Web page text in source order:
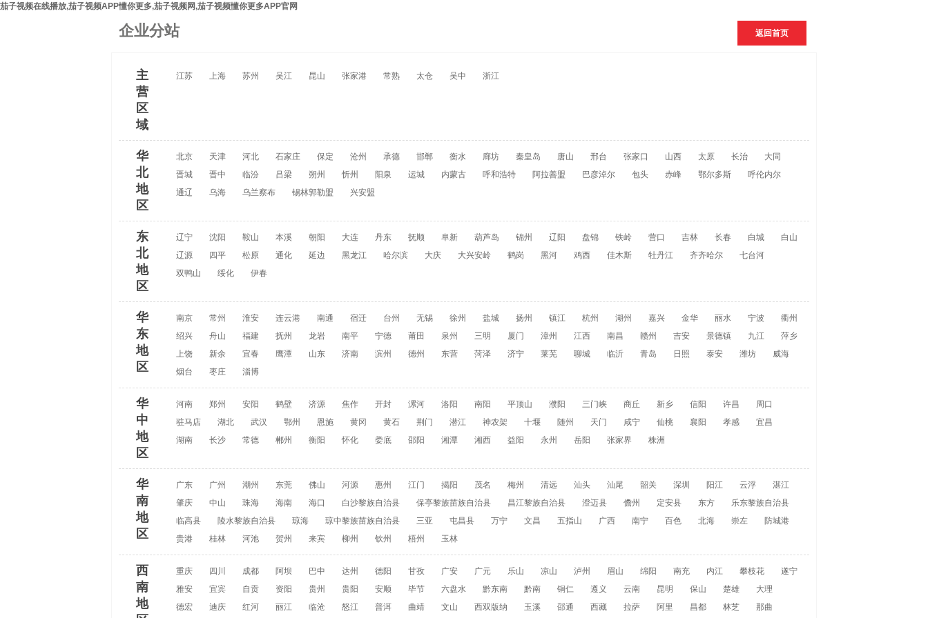
茄子视频在线播放,茄子视频APP懂你更多,茄子视频网,茄子视频懂你更多APP官网
企业分站 返回首页
主
营
区
域
江苏 上海 苏州 吴江 昆山 张家港 常熟 太仓 吴中 浙江
华
北
地
区
北京 天津 河北 石家庄 保定 沧州 承德 邯郸 衡水 廊坊 秦皇岛 唐山 邢台 张家口 山西 太原 长治
大同
晋城
晋中 临汾 吕梁 朔州 忻州 阳泉 运城 内蒙古 呼和浩特 阿拉善盟 巴彦淖尔 包头 赤峰 鄂尔多斯
呼伦内尔
通辽
乌海 乌兰察布 锡林郭勒盟 兴安盟
东
北
地
区
辽宁 沈阳 鞍山 本溪 朝阳 大连 丹东 抚顺 阜新 葫芦岛 锦州 辽阳 盘锦 铁岭 营口 吉林 长春 白城
白山
辽源
四平 松原 通化 延边 黑龙江 哈尔滨 大庆 大兴安岭 鹤岗 黑河 鸡西 佳木斯 牡丹江 齐齐哈尔
七台河
双鸭山
绥化 伊春
华
东
地
区
南京 常州 淮安 连云港 南通 宿迁 台州 无锡 徐州 盐城 扬州 镇江 杭州 湖州 嘉兴 金华 丽水 宁波
衢州
绍兴
舟山 福建 抚州 龙岩 南平 宁德 莆田 泉州 三明 厦门 漳州 江西 南昌 赣州 吉安 景德镇 九江
萍乡
上饶
新余 宜春 鹰潭 山东 济南 滨州 德州 东营 菏泽 济宁 莱芜 聊城 临沂 青岛 日照 泰安 潍坊
威海
烟台
枣庄 淄博
华
中
地
区
河南 郑州 安阳 鹤壁 济源 焦作 开封 漯河 洛阳 南阳 平顶山 濮阳 三门峡 商丘 新乡 信阳 许昌
周口
驻马店
湖北 武汉 鄂州 恩施 黄冈 黄石 荆门 潜江 神农架 十堰 随州 天门 咸宁 仙桃 襄阳 孝感
宜昌
湖南
长沙 常德 郴州 衡阳 怀化 娄底 邵阳 湘潭 湘西 益阳 永州 岳阳 张家界 株洲
华
南
地
区
广东 广州 潮州 东莞 佛山 河源 惠州 江门 揭阳 茂名 梅州 清远 汕头 汕尾 韶关 深圳 阳江 云浮
湛江
肇庆
中山 珠海 海南 海口 白沙黎族自治县 保亭黎族苗族自治县 昌江黎族自治县 澄迈县 儋州 定安县 东方
乐东黎族自治县
临高县
陵水黎族自治县 琼海 琼中黎族苗族自治县 三亚 屯昌县 万宁 文昌 五指山 广西 南宁 百色 北海 崇左
防城港
贵港
桂林 河池 贺州 来宾 柳州 钦州 梧州 玉林
西
南
地
重庆 四川 成都 阿坝 巴中 达州 德阳 甘孜 广安 广元 乐山 凉山 泸州 眉山 绵阳 南充 内江 攀枝花
遂宁
雅安
宜宾 自贡 资阳 贵州 贵阳 安顺 毕节 六盘水 黔东南 黔南 铜仁 遵义 云南 昆明 保山 楚雄
大理
德宏
迪庆 红河 丽江 临沧 怒江 普洱 曲靖 文山 西双版纳 玉溪 邵通 西藏 拉萨 阿里 昌都 林芝 那曲